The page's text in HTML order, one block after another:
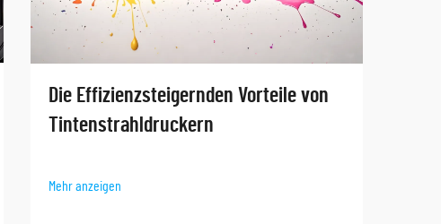
Die Effizienzsteigernden Vorteile von
Tintenstrahldruckern
Mehr anzeigen